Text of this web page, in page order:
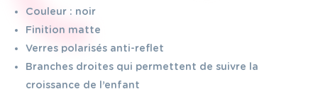
Couleur : noir
Finition matte
Verres polarisés anti-reflet
Branches droites qui permettent de suivre la
croissance de l’enfant